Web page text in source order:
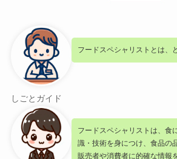
しごとガイド
フードスペシャリストとは、
フードスペシャリストは、食
識・技術を身につけ、食品の
販売者や消費者に的確な情報